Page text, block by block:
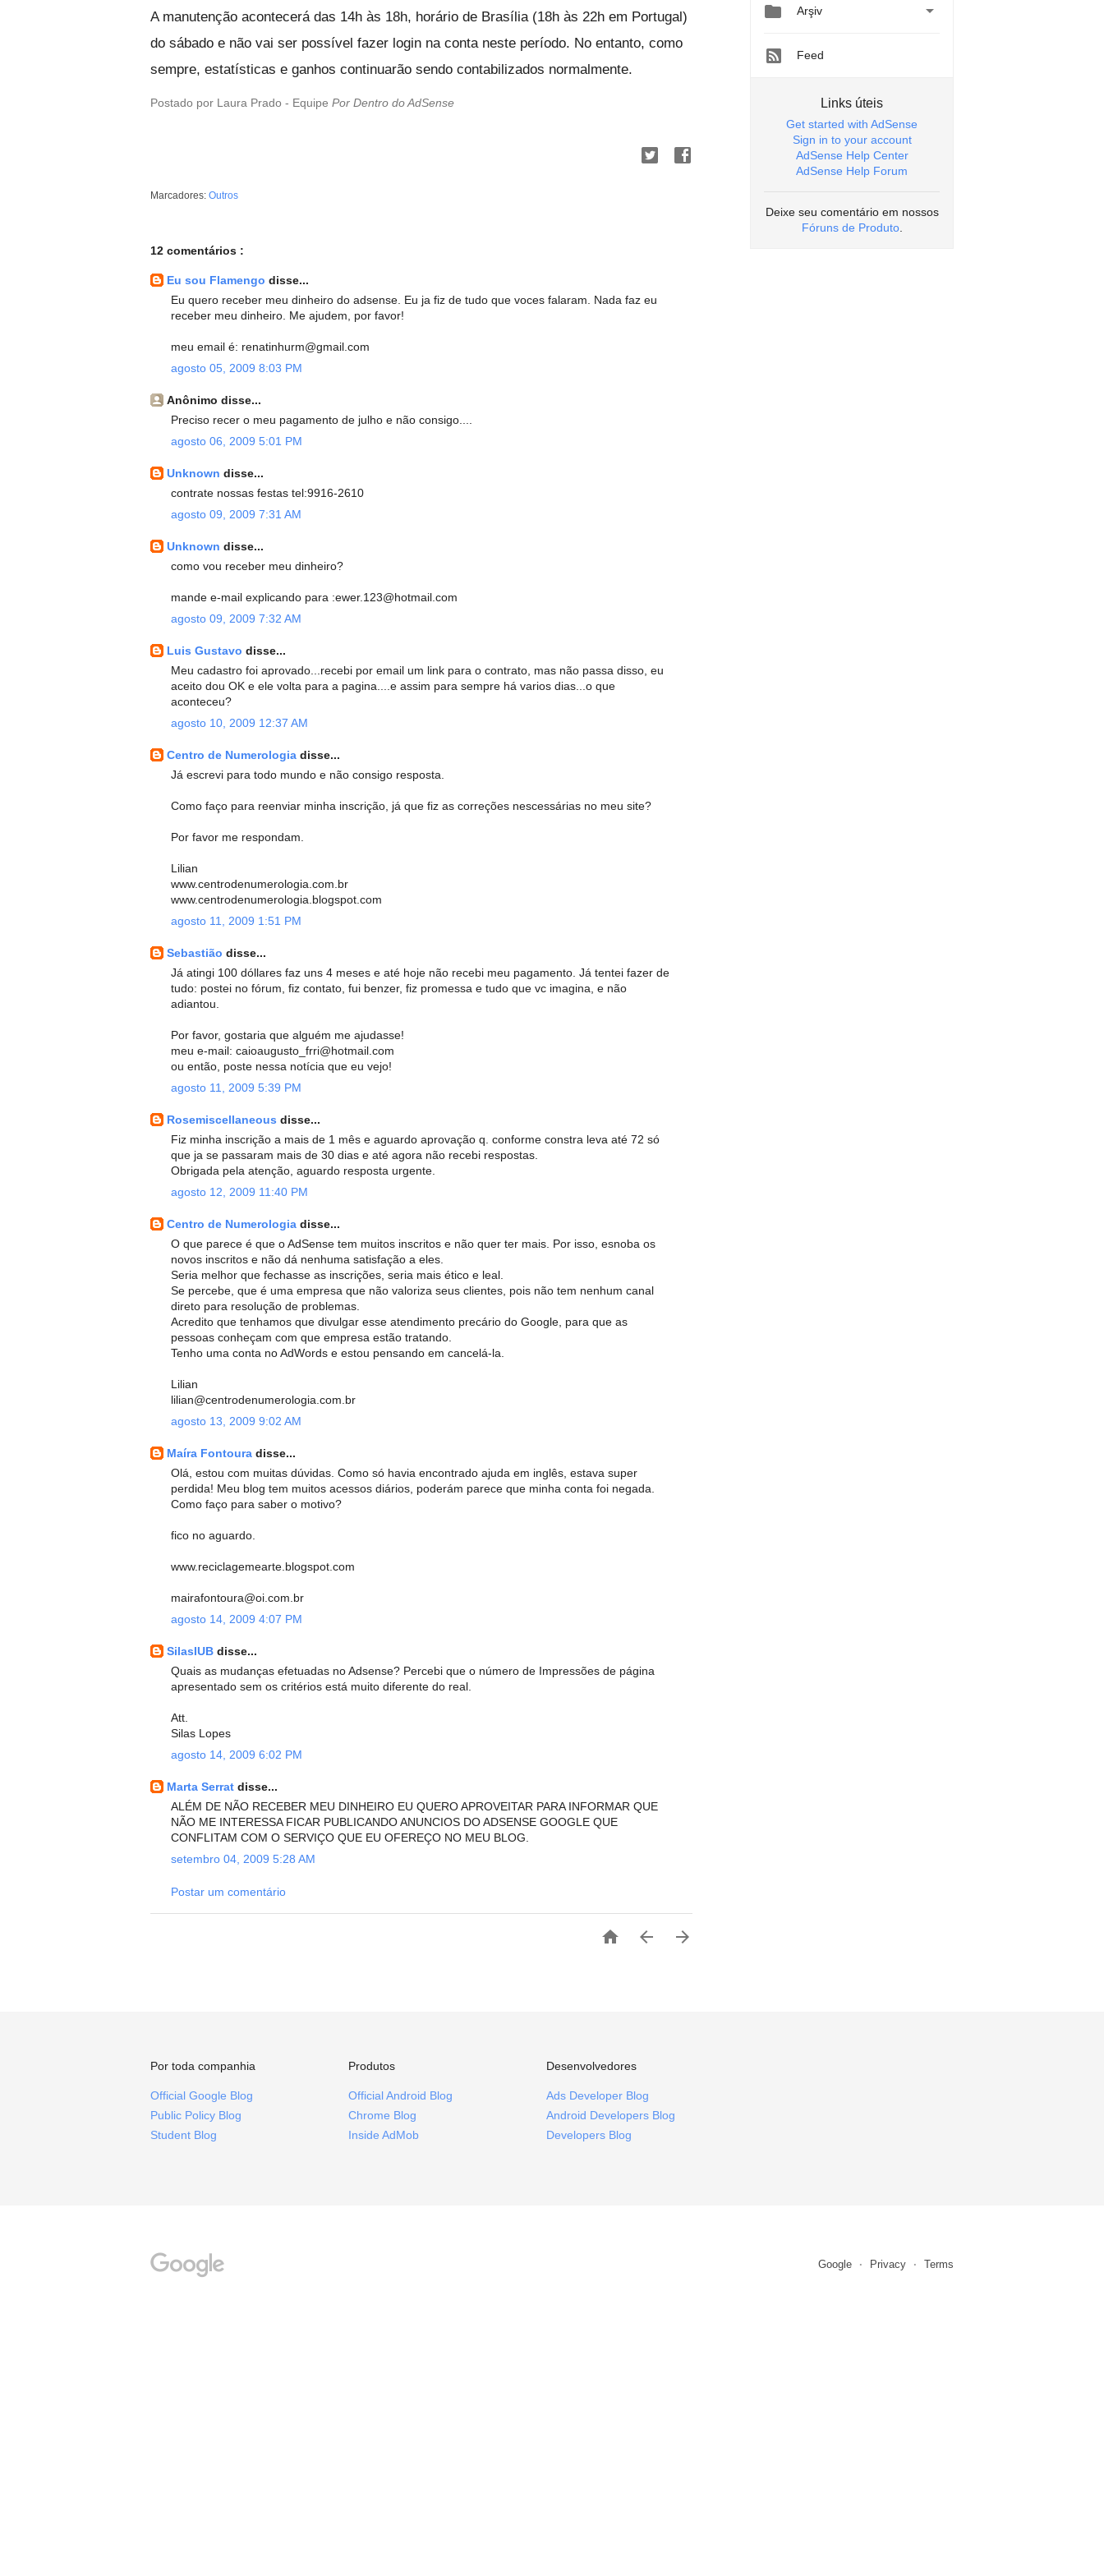
A manutenção acontecerá das 14h às 18h, horário de Brasília (18h às 22h em Portugal)
do sábado e não vai ser possível fazer login na conta neste período. No entanto, como
sempre, estatísticas e ganhos continuarão sendo contabilizados normalmente.
Postado por Laura Prado - Equipe Por Dentro do AdSense
Marcadores: Outros
12 comentários :
Eu sou Flamengo disse...
Eu quero receber meu dinheiro do adsense. Eu ja fiz de tudo que voces falaram. Nada faz eu
receber meu dinheiro. Me ajudem, por favor!
meu email é: renatinhurm@gmail.com
agosto 05, 2009 8:03 PM
Anônimo disse...
Preciso recer o meu pagamento de julho e não consigo....
agosto 06, 2009 5:01 PM
Unknown disse...
contrate nossas festas tel:9916-2610
agosto 09, 2009 7:31 AM
Unknown disse...
como vou receber meu dinheiro?
mande e-mail explicando para :ewer.123@hotmail.com
agosto 09, 2009 7:32 AM
Luis Gustavo disse...
Meu cadastro foi aprovado...recebi por email um link para o contrato, mas não passa disso, eu
aceito dou OK e ele volta para a pagina....e assim para sempre há varios dias...o que
aconteceu?
agosto 10, 2009 12:37 AM
Centro de Numerologia disse...
Já escrevi para todo mundo e não consigo resposta.
Como faço para reenviar minha inscrição, já que fiz as correções nescessárias no meu site?
Por favor me respondam.
Lilian
www.centrodenumerologia.com.br
www.centrodenumerologia.blogspot.com
agosto 11, 2009 1:51 PM
Sebastião disse...
Já atingi 100 dóllares faz uns 4 meses e até hoje não recebi meu pagamento. Já tentei fazer de
tudo: postei no fórum, fiz contato, fui benzer, fiz promessa e tudo que vc imagina, e não
adiantou.
Por favor, gostaria que alguém me ajudasse!
meu e-mail: caioaugusto_frri@hotmail.com
ou então, poste nessa notícia que eu vejo!
agosto 11, 2009 5:39 PM
Rosemiscellaneous disse...
Fiz minha inscrição a mais de 1 mês e aguardo aprovação q. conforme constra leva até 72 só
que ja se passaram mais de 30 dias e até agora não recebi respostas.
Obrigada pela atenção, aguardo resposta urgente.
agosto 12, 2009 11:40 PM
Centro de Numerologia disse...
O que parece é que o AdSense tem muitos inscritos e não quer ter mais. Por isso, esnoba os
novos inscritos e não dá nenhuma satisfação a eles.
Seria melhor que fechasse as inscrições, seria mais ético e leal.
Se percebe, que é uma empresa que não valoriza seus clientes, pois não tem nenhum canal
direto para resolução de problemas.
Acredito que tenhamos que divulgar esse atendimento precário do Google, para que as
pessoas conheçam com que empresa estão tratando.
Tenho uma conta no AdWords e estou pensando em cancelá-la.
Lilian
lilian@centrodenumerologia.com.br
agosto 13, 2009 9:02 AM
Maíra Fontoura disse...
Olá, estou com muitas dúvidas. Como só havia encontrado ajuda em inglês, estava super
perdida! Meu blog tem muitos acessos diários, poderám parece que minha conta foi negada.
Como faço para saber o motivo?
fico no aguardo.
www.reciclagemearte.blogspot.com
mairafontoura@oi.com.br
agosto 14, 2009 4:07 PM
SilasIUB disse...
Quais as mudanças efetuadas no Adsense? Percebi que o número de Impressões de página
apresentado sem os critérios está muito diferente do real.
Att.
Silas Lopes
agosto 14, 2009 6:02 PM
Marta Serrat disse...
ALÉM DE NÃO RECEBER MEU DINHEIRO EU QUERO APROVEITAR PARA INFORMAR QUE
NÃO ME INTERESSA FICAR PUBLICANDO ANUNCIOS DO ADSENSE GOOGLE QUE
CONFLITAM COM O SERVIÇO QUE EU OFEREÇO NO MEU BLOG.
setembro 04, 2009 5:28 AM
Postar um comentário
  
 Arşiv 
Feed
Links úteis
Get started with AdSense
Sign in to your account
AdSense Help Center
AdSense Help Forum
Deixe seu comentário em nossos
Fóruns de Produto.
Por toda companhia
Official Google Blog
Public Policy Blog
Student Blog
Produtos
Official Android Blog
Chrome Blog
Inside AdMob
Desenvolvedores
Ads Developer Blog
Android Developers Blog
Developers Blog
Google Privacy Terms